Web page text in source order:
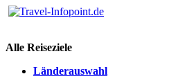
Alle Reiseziele
Länderauswahl